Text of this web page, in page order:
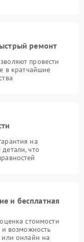
ремонт
провести
в кратчайшие
на
что
и бесплатная
стоимости
и возможность
или онлайн на